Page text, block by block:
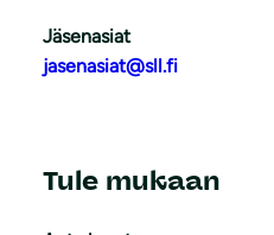
Jäsenasiat
jasenasiat@sll.fi
Tule mukaan